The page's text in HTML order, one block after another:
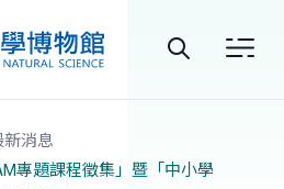
搜
新消息
專題課程徵集」暨「中小學